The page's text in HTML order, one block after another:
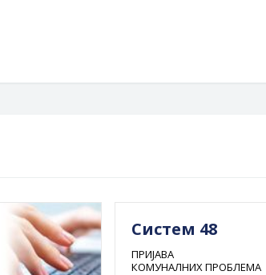
Систем 48
ПРИЈАВА
КОМУНАЛНИХ ПРОБЛЕМА